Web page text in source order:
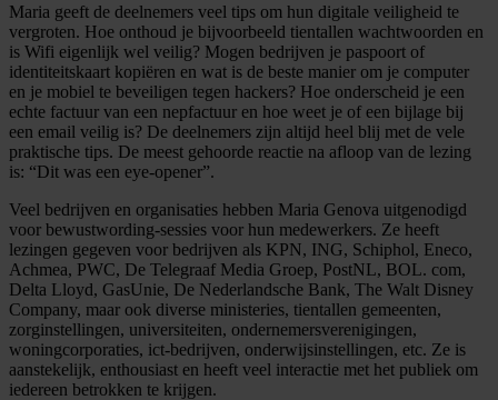
Maria geeft de deelnemers veel tips om hun digitale veiligheid te
vergroten. Hoe onthoud je bijvoorbeeld tientallen wachtwoorden en
is Wifi eigenlijk wel veilig? Mogen bedrijven je paspoort of
identiteitskaart kopiëren en wat is de beste manier om je computer
en je mobiel te beveiligen tegen hackers? Hoe onderscheid je een
echte factuur van een nepfactuur en hoe weet je of een bijlage bij
een email veilig is? De deelnemers zijn altijd heel blij met de vele
praktische tips. De meest gehoorde reactie na afloop van de lezing
is: “Dit was een eye-opener”.
Veel bedrijven en organisaties hebben Maria Genova uitgenodigd
voor bewustwording-sessies voor hun medewerkers. Ze heeft
lezingen gegeven voor bedrijven als KPN, ING, Schiphol, Eneco,
Achmea, PWC, De Telegraaf Media Groep, PostNL, BOL. com,
Delta Lloyd, GasUnie, De Nederlandsche Bank, The Walt Disney
Company, maar ook diverse ministeries, tientallen gemeenten,
zorginstellingen, universiteiten, ondernemersverenigingen,
woningcorporaties, ict-bedrijven, onderwijsinstellingen, etc. Ze is
aanstekelijk, enthousiast en heeft veel interactie met het publiek om
iedereen betrokken te krijgen.